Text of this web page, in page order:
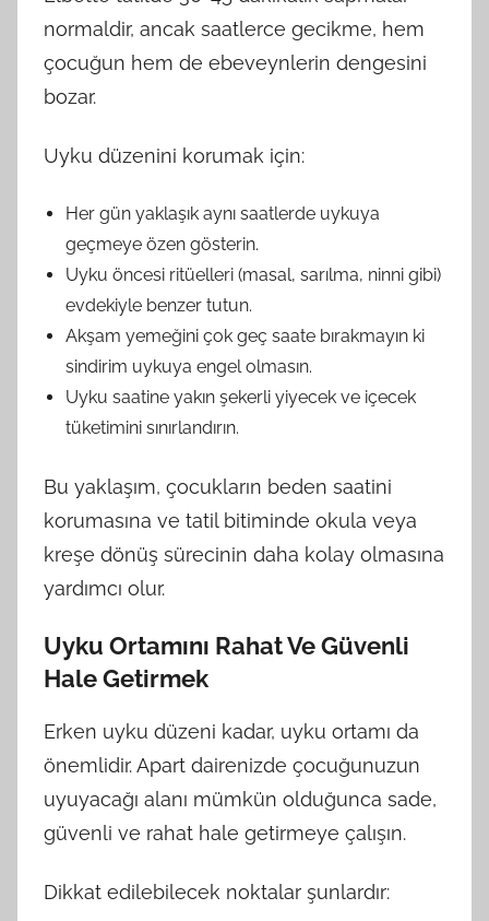
normaldir, ancak saatlerce gecikme, hem
çocuğun hem de ebeveynlerin dengesini
bozar.
Uyku düzenini korumak için:
Her gün yaklaşık aynı saatlerde uykuya
geçmeye özen gösterin.
Uyku öncesi ritüelleri (masal, sarılma, ninni gibi)
evdekiyle benzer tutun.
Akşam yemeğini çok geç saate bırakmayın ki
sindirim uykuya engel olmasın.
Uyku saatine yakın şekerli yiyecek ve içecek
tüketimini sınırlandırın.
Bu yaklaşım, çocukların beden saatini
korumasına ve tatil bitiminde okula veya
kreşe dönüş sürecinin daha kolay olmasına
yardımcı olur.
Uyku Ortamını Rahat Ve Güvenli
Hale Getirmek
Erken uyku düzeni kadar, uyku ortamı da
önemlidir. Apart dairenizde çocuğunuzun
uyuyacağı alanı mümkün olduğunca sade,
güvenli ve rahat hale getirmeye çalışın.
Dikkat edilebilecek noktalar şunlardır: